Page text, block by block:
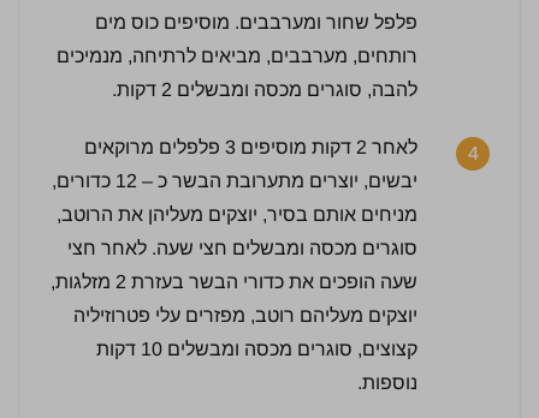
פלפל שחור ומערבבים. מוסיפים כוס מים
רותחים, מערבבים, מביאים לרתיחה, מנמיכים
להבה, סוגרים מכסה ומבשלים 2 דקות.
4
לאחר 2 דקות מוסיפים 3 פלפלים מרוקאים
יבשים, יוצרים מתערובת הבשר כ – 12 כדורים,
מניחים אותם בסיר, יוצקים מעליהן את הרוטב,
סוגרים מכסה ומבשלים חצי שעה. לאחר חצי
שעה הופכים את כדורי הבשר בעזרת 2 מזלגות,
יוצקים מעליהם רוטב, מפזרים עלי פטרוזיליה
קצוצים, סוגרים מכסה ומבשלים 10 דקות
נוספות.